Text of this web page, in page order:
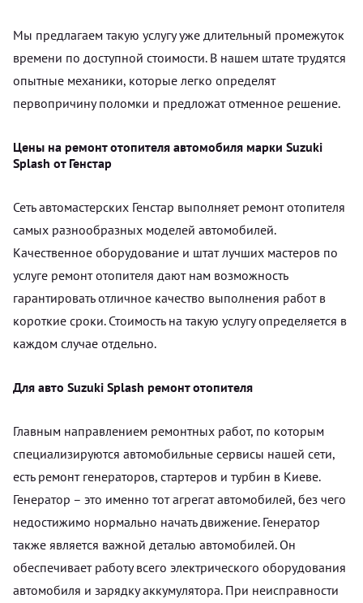
Мы предлагаем такую услугу уже длительный промежуток
времени по доступной стоимости. В нашем штате трудятся
опытные механики, которые легко определят
первопричину поломки и предложат отменное решение.
Цены на ремонт отопителя автомобиля марки Suzuki
Splash от Генстар
Сеть автомастерских Генстар выполняет ремонт отопителя
самых разнообразных моделей автомобилей.
Качественное оборудование и штат лучших мастеров по
услуге ремонт отопителя дают нам возможность
гарантировать отличное качество выполнения работ в
короткие сроки. Стоимость на такую услугу определяется в
каждом случае отдельно.
Для авто Suzuki Splash ремонт отопителя
Главным направлением ремонтных работ, по которым
специализируются автомобильные сервисы нашей сети,
есть ремонт генераторов, стартеров и турбин в Киеве.
Генератор – это именно тот агрегат автомобилей, без чего
недостижимо нормально начать движение. Генератор
также является важной деталью автомобилей. Он
обеспечивает работу всего электрического оборудования
автомобиля и зарядку аккумулятора. При неисправности